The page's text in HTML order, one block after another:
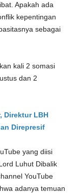
Apakah ada
kepentingan
sebagai
kali 2 somasi
dan 2
Direktur LBH
Direpresif
yang diisi
Luhut Dibalik
YouTube
adanya temuan